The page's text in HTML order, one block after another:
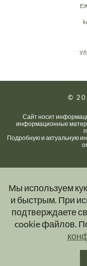
Мы используем
и быстрым. При
подтверждаете
cookie файлов.
©
Сайт носит
информационные
Подробную и актуальную